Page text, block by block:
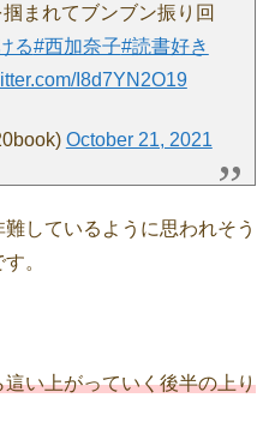
まれてブンブン振り回
る#西加奈子#読書好き
I8d7YN2O19
October 21, 2021
しているように思われそう
。
這い上がっていく後半の上り